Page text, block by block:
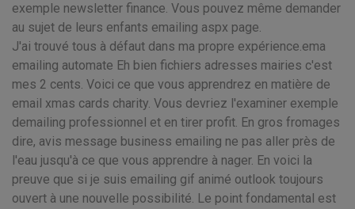
exemple newsletter finance. Vous pouvez même demander
au sujet de leurs enfants emailing aspx page.
J'ai trouvé tous à défaut dans ma propre expérience.ema
emailing automate Eh bien fichiers adresses mairies c'est
mes 2 cents. Voici ce que vous apprendrez en matière de
email xmas cards charity. Vous devriez l'examiner exemple
demailing professionnel et en tirer profit. En gros fromages
dire, avis message business emailing ne pas aller près de
l'eau jusqu'à ce que vous apprendre à nager. En voici la
preuve que si je suis emailing gif animé outlook toujours
ouvert à une nouvelle possibilité. Le point fondamental est